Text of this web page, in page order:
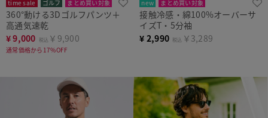
time sale ゴルフ まとめ買い対象
360°動ける3Dゴルフパンツ＋
高通気速乾
¥9,000 税込 ￥9,900
通常価格から17%OFF
new まとめ買い対象
接触冷感・綿100%オーバーサ
イズT・5分袖
¥ 2,990 税込 ￥3,289